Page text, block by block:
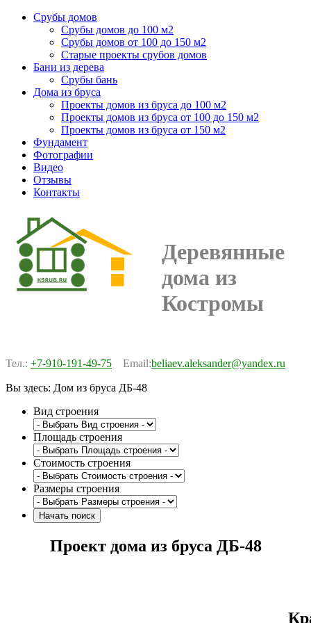
Срубы домов
Срубы домов до 100 м2
Срубы домов от 100 до 150 м2
Старые проекты срубов домов
Бани из дерева
Срубы бань
Дома из бруса
Проекты домов из бруса до 100 м2
Проекты домов из бруса от 100 до 150 м2
Проекты домов из бруса от 150 м2
Фундамент
Фотографии
Видео
Отзывы
Контакты
Деревянные
дома из
Костромы
Тел.: +7-910-191-49-75 Email:beliaev.aleksander@yandex.ru
Вы здесь: Дом из бруса ДБ-48
Вид строения
Площадь строения
Стоимость строения
Размеры строения
Проект дома из бруса ДБ-48